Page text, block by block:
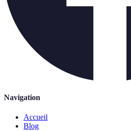
Navigation
Accueil
Blog